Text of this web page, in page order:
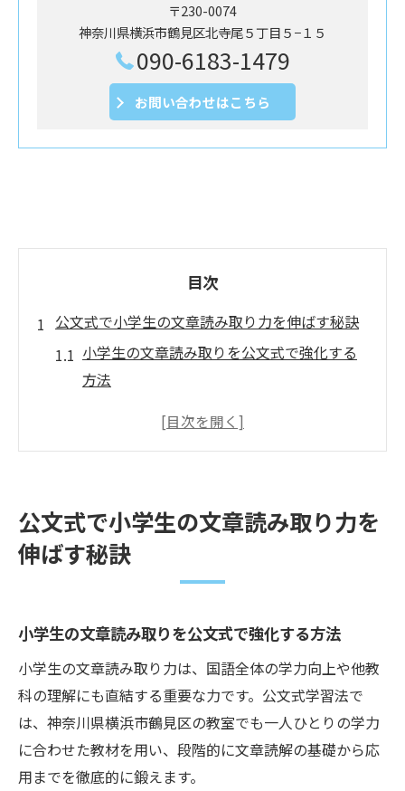
〒230-0074
神奈川県横浜市鶴見区北寺尾５丁目５−１５
090-6183-1479
お問い合わせはこちら
目次
公文式で小学生の文章読み取り力を伸ばす秘訣
小学生の文章読み取りを公文式で強化する
方法
公文式学習で文章理解力が高まる理由とは
公文式が小学生の読解力に与える影響
家庭学習で実践する文章理解力アップ法
小学生の文章読み取りを家庭で伸ばすコツ
家庭学習で活かせる公文式の学習法とは
文章理解力アップに役立つ家庭学習の工夫
小学生の読解力を家庭で高めるサポート方
法
読み取り力が身につく公文式の学び方とは
公文式で小学生の文章読み取り力を
伸ばす秘訣
小学生の文章読み取りを公文式で強化する方法
小学生の文章読み取り力は、国語全体の学力向上や他教
科の理解にも直結する重要な力です。公文式学習法で
は、神奈川県横浜市鶴見区の教室でも一人ひとりの学力
に合わせた教材を用い、段階的に文章読解の基礎から応
用までを徹底的に鍛えます。